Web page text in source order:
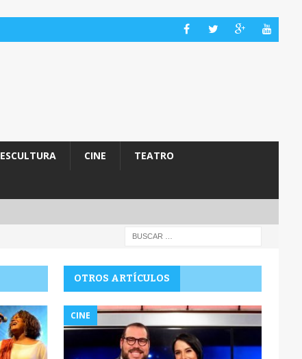
ESCULTURA CINE TEATRO
OTROS ARTÍCULOS
CINE